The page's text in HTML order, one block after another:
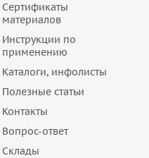
Сертификаты
материалов
Инструкции по
применению
Каталоги, инфолисты
Полезные статьи
Контакты
Вопрос-ответ
Склады